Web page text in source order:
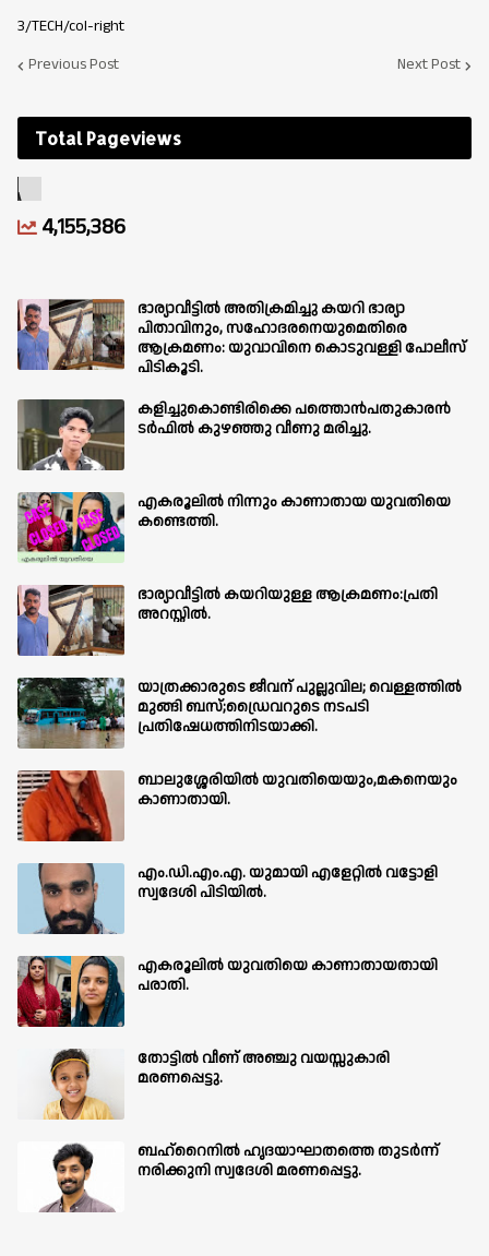
3/TECH/col-right
Previous Post
Next Post
Total Pageviews
4,155,386
ഭാര്യാവീട്ടിൽ അതിക്രമിച്ചു കയറി ഭാര്യാ
പിതാവിനും, സഹോദരനെയുമെതിരെ
ആക്രമണം: യുവാവിനെ കൊടുവള്ളി പോലീസ്
പിടികൂടി.
കളിച്ചുകൊണ്ടിരിക്കെ പത്തൊൻപതുകാരൻ
ടർഫിൽ കുഴഞ്ഞു വീണു മരിച്ചു.
എകരൂലിൽ നിന്നും കാണാതായ യുവതിയെ
കണ്ടെത്തി.
ഭാര്യാവീട്ടിൽ കയറിയുള്ള ആക്രമണം:പ്രതി
അറസ്റ്റിൽ.
യാത്രക്കാരുടെ ജീവന് പുല്ലുവില; വെള്ളത്തിൽ
മുങ്ങി ബസ്;ഡ്രൈവറുടെ നടപടി
പ്രതിഷേധത്തിനിടയാക്കി.
ബാലുശ്ശേരിയില്‍ യുവതിയെയും,മകനെയും
കാണാതായി.
എം.ഡി.എം.എ. യുമായി എളേറ്റിൽ വട്ടോളി
സ്വദേശി പിടിയിൽ.
എകരൂലിൽ യുവതിയെ കാണാതായതായി
പരാതി.
തോട്ടിൽ വീണ് അഞ്ചു വയസ്സുകാരി
മരണപ്പെട്ടു.
ബഹ്‌റൈനിൽ ഹൃദയാഘാതത്തെ തുടർന്ന്
നരിക്കുനി സ്വദേശി മരണപ്പെട്ടു.